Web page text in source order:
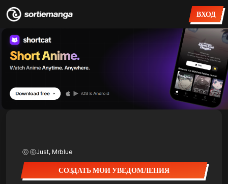
ВХОД
ⓒ ⓒJust, Mrblue
СОЗДАТЬ МОИ УВЕДОМЛЕНИЯ